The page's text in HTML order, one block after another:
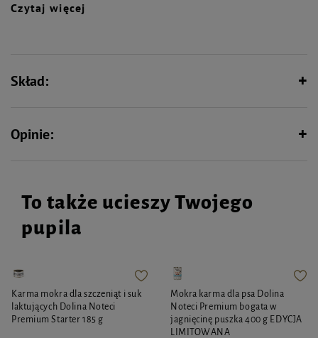
ciepłym powietrzem w niskich temperaturach, co zapewnia bezpieczeństwo
Czytaj więcej
Skład:
Opinie:
To także ucieszy Twojego
pupila
Karma mokra dla szczeniąt i suk
laktujących Dolina Noteci
Premium Starter 185 g
Mokra karma dla psa Dolina
Noteci Premium bogata w
jagnięcinę puszka 400 g EDYCJA
LIMITOWANA